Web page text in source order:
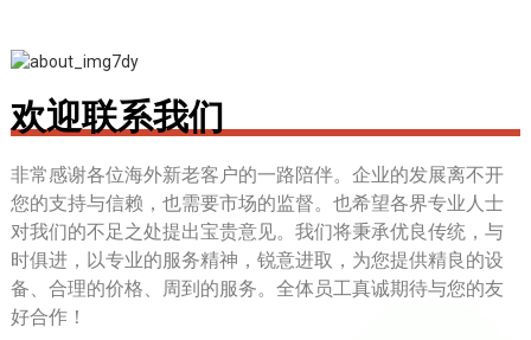
欢迎联系我们
非常感谢各位海外新老客户的一路陪伴。企业的发展离不开
您的支持与信赖，也需要市场的监督。也希望各界专业人士
对我们的不足之处提出宝贵意见。我们将秉承优良传统，与
时俱进，以专业的服务精神，锐意进取，为您提供精良的设
备、合理的价格、周到的服务。全体员工真诚期待与您的友
好合作！